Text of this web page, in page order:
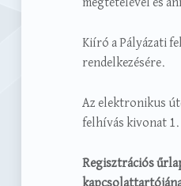
megtételével és
Kiíró a Pályázati
rendelkezésére.
Az elektronikus
felhívás kivonat 1.
Regisztrációs